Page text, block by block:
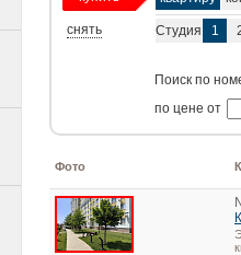
снять Студия 1
Поиск по
по цене от
Фото